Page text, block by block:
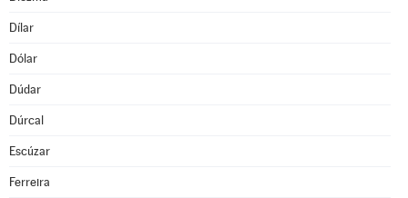
Dílar
Dólar
Dúdar
Dúrcal
Escúzar
Ferreira